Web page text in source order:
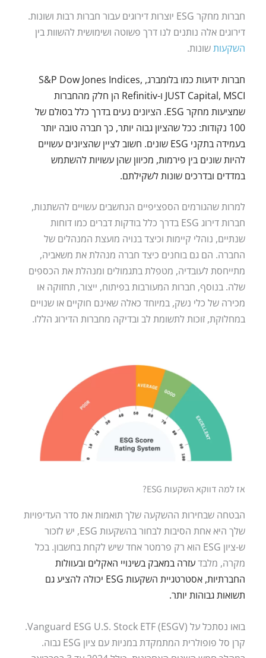
חברות מחקר ESG יוצרות דירוגים עבור חברות רבות ושונות.
דירוגים אלה נותנים לנו דרך פשוטה ושימושית להשוות בין
השקעותשונות.
חברות ידועות כמו בלומברג, S&P Dow Jones Indices,
JUST Capital, MSCI ו-Refinitiv הן חלק מהחברות
שמציעות מחקר ESG. הציונים נעים בדרך כלל בסולם של
100 נקודות: ככל שהציון גבוה יותר, כך חברה טובה יותר
בעמידה בתקני ESG שונים. חשוב לציין שהציונים עשויים
להיות שונים בין פירמות, מכיוון שהן עשויות להשתמש
במדדים ובדרכים שונות לשקילתם.
למרות שהגורמים הספציפיים הנחשבים עשויים להשתנות,
חברות דירוג ESG בדרך כלל בודקות דברים כמו דוחות
שנתיים, נוהלי קיימות וכיצד בנויה מועצת המנהלים של
החברה. הם גם בוחנים כיצד חברה מנהלת את משאביה,
מתייחסת לעובדיה, מטפלת בתגמולים ומנהלת את הכספים
שלה. בנוסף, חברות המעורבות בפיתוח, ייצור, תחזוקה או
מכירה של כלי נשק, במיוחד כאלה שאינם חוקיים או שנויים
במחלוקת, זוכות לתשומת לב ובדיקה מחברות הדירוג הללו.
אז למה דווקא השקעות ESG?
הבטחה שבחירות ההשקעה שלך תואמות את סדר העדיפויות
שלך היא אחת הסיבות לבחור בהשקעות ESG, יש לזכור
ש-ציון ESG הוא רק פרמטר אחד שיש לקחת בחשבון. בכל
מקרה, מלבדעזרה במאבק בשינויי האקלים ובעוולות
החברתיות, אסטרטגיית השקעות ESG יכולה להציע גם
תשואות גבוהות יותר.
בואו נסתכל על Vanguard ESG U.S. Stock ETF (ESGV).
קרן סל פופולרית המתמקדת במניות עם ציון ESG גבוה.